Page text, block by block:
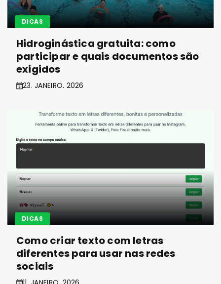
DICAS
Hidroginástica gratuita: como
participar e quais documentos são
exigidos
23. JANEIRO. 2026
DICAS
Como criar texto com letras
diferentes para usar nas redes
sociais